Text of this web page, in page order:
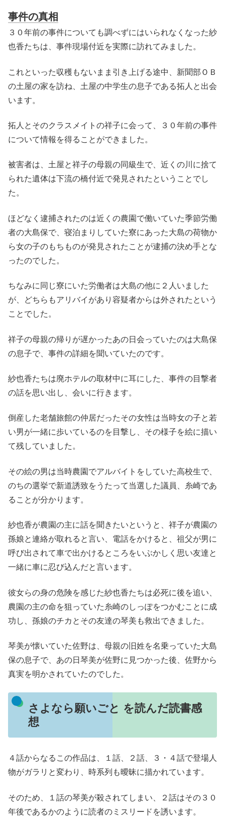
事件の真相
３０年前の事件についても調べずにはいられなくなった紗
也香たちは、事件現場付近を実際に訪れてみました。
これといった収穫もないまま引き上げる途中、新聞部ＯＢ
の土屋の家を訪ね、土屋の中学生の息子である拓人と出会
います。
拓人とそのクラスメイトの祥子に会って、３０年前の事件
について情報を得ることができました。
被害者は、土屋と祥子の母親の同級生で、近くの川に捨て
られた遺体は下流の橋付近で発見されたということでし
た。
ほどなく逮捕されたのは近くの農園で働いていた季節労働
者の大島保で、寝泊まりしていた寮にあった大島の荷物か
ら女の子のもちものが発見されたことが逮捕の決め手とな
ったのでした。
ちなみに同じ寮にいた労働者は大島の他に２人いました
が、どちらもアリバイがあり容疑者からは外されたという
ことでした。
祥子の母親の帰りが遅かったあの日会っていたのは大島保
の息子で、事件の詳細を聞いていたのです。
紗也香たちは廃ホテルの取材中に耳にした、事件の目撃者
の話を思い出し、会いに行きます。
倒産した老舗旅館の仲居だったその女性は当時女の子と若
い男が一緒に歩いているのを目撃し、その様子を絵に描い
て残していました。
その絵の男は当時農園でアルバイトをしていた高校生で、
のちの選挙で新道誘致をうたって当選した議員、糸崎であ
ることが分かります。
紗也香が農園の主に話を聞きたいというと、祥子が農園の
孫娘と連絡が取れると言い、電話をかけると、祖父が男に
呼び出されて車で出かけるところをいぶかしく思い友達と
一緒に車に忍び込んだと言います。
彼女らの身の危険を感じた紗也香たちは必死に後を追い、
農園の主の命を狙っていた糸崎のしっぽをつかむことに成
功し、孫娘のチカとその友達の琴美も救出できました。
琴美が懐いていた佐野は、母親の旧姓を名乗っていた大島
保の息子で、あの日琴美が佐野に見つかった後、佐野から
真実を明かされていたのでした。
さよなら願いごと を読んだ読書感
想
４話からなるこの作品は、１話、２話、３・４話で登場人
物がガラリと変わり、時系列も曖昧に描かれています。
そのため、１話の琴美が殺されてしまい、２話はその３０
年後であるかのように読者のミスリードを誘います。